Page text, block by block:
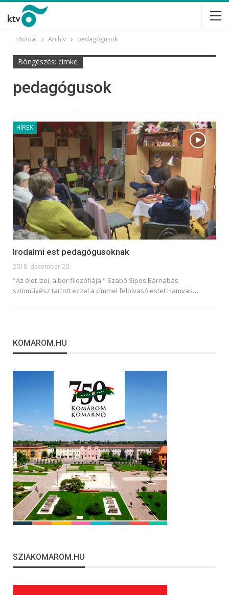
Főoldal Archív pedagógusok
Böngészés: címke
pedagógusok
HÍREK
Irodalmi est pedagógusoknak
2018. december 20.
"Az élet ízei, a bor filozófiája." Szabó Sipos Barnabás
színművész tartott ezzel a címmel felolvasó estet Hamvas…
KOMAROM.HU
SZIAKOMAROM.HU